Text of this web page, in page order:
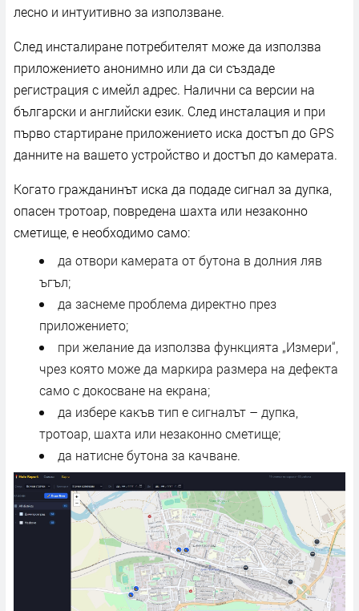
лесно и интуитивно за използване.
След инсталиране потребителят може да използва
приложението анонимно или да си създаде
регистрация с имейл адрес. Налични са версии на
български и английски език. След инсталация и при
първо стартиране приложението иска достъп до GPS
данните на вашето устройство и достъп до камерата.
Когато гражданинът иска да подаде сигнал за дупка,
опасен тротоар, повредена шахта или незаконно
сметище, е необходимо само:
да отвори камерата от бутона в долния ляв
ъгъл;
да заснеме проблема директно през
приложението;
при желание да използва функцията „Измери“,
чрез която може да маркира размера на дефекта
само с докосване на екрана;
да избере какъв тип е сигналът – дупка,
тротоар, шахта или незаконно сметище;
да натисне бутона за качване.